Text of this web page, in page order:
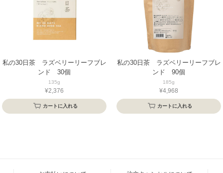
私の30日茶 ラズベリーリーフブレ
ンド 30個
135g
¥2,376
カートに入れる
私の30日茶 ラズベリーリーフブレ
ンド 90個
185g
¥4,968
カートに入れる